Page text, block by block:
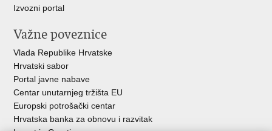
Izvozni portal
Važne poveznice
Vlada Republike Hrvatske
Hrvatski sabor
Portal javne nabave
Centar unutarnjeg tržišta EU
Europski potrošački centar
Hrvatska banka za obnovu i razvitak